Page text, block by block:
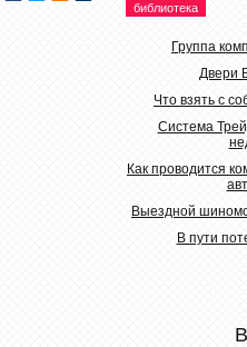
библиотека
Группа
Двери
Что взять с
Система
Как проводится
Выездной
В пути